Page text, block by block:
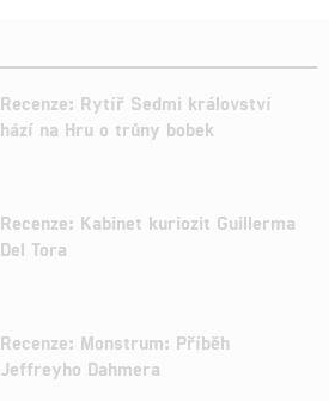
Recenze: Rytíř Sedmi království
hází na Hru o trůny bobek
Recenze: Kabinet kuriozit Guillerma
Del Tora
Recenze: Monstrum: Příběh
Jeffreyho Dahmera